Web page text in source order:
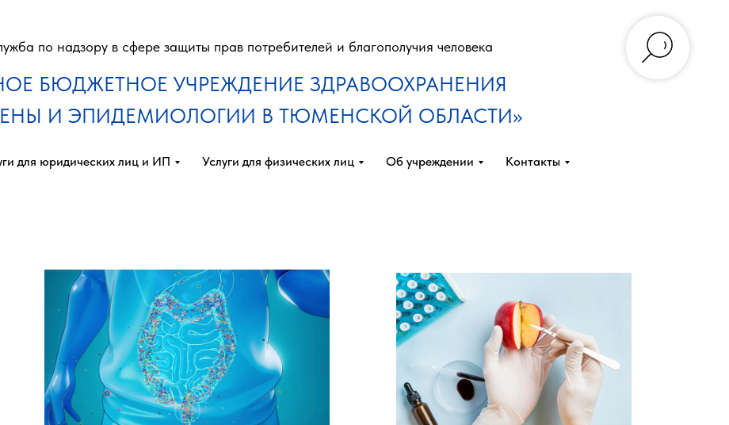
по надзору в сфере защиты прав потребителей и благополучия человека
БЮДЖЕТНОЕ УЧРЕЖДЕНИЕ ЗДРАВООХРАНЕНИЯ
И ЭПИДЕМИОЛОГИИ В ТЮМЕНСКОЙ ОБЛАСТИ»
для юридических лиц и ИП Услуги для физических лиц Об учреждении Контакты